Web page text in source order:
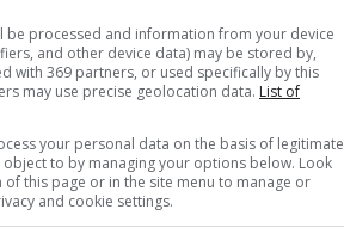
një tregues të qartë të pranisë
“Rezultatet e testit të gjakut
më invazive si analiza e
më të përshtatshme dhe më
përcjell Telegrafi.
be processed and information from your device
and other device data) may be stored by,
with 369 partners, or used specifically by this
may use precise geolocation data. List of
your personal data on the basis of legitimate
object to by managing your options below. Look
this page or in the site menu to manage or
and cookie settings.